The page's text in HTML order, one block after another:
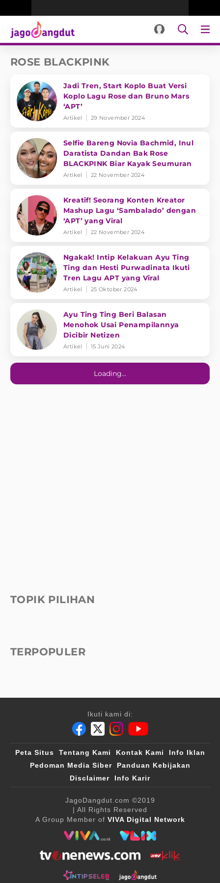
ROSE BLACKPINK
Jadi Tren, Start Koplo Buat Versi
Koplo Lagu Rose dan Bruno Mars
‘APT’
Artikel 29 November 2024
Selfie Bareng Novia Bachmid, Inul
Daratista Dandan Bak Rose
BLACKPINK Biar Kayak Seumuran
Artikel 22 November 2024
Kreatif! Seorang Konten Kreator
Mashup Lagu ‘Sambalado’ dengan
‘APT’ yang Viral
Artikel 22 November 2024
Ngakak! Intip Kelakuan Ayu Ting
Ting dan Hesti Purwadinata Ikuti
Tren Lagu APT yang Viral
Artikel 25 Oktober 2024
Ayu Ting Ting Beri Balasan
Menohok Usai Penampilannya
Dicibir Netizen
Artikel 15 Juni 2024
Loading...
TOPIK PILIHAN
TERPOPULER
Ikuti kami di:
Peta Situs Tentang Kami Kontak Kami
Info Iklan
Pedoman Media Siber
Panduan Kebijakan
Disclaimer
Info Karir
JagoDangdut.com ©2019
| All Rights Reserved
A Group Member of VIVA Digital Network